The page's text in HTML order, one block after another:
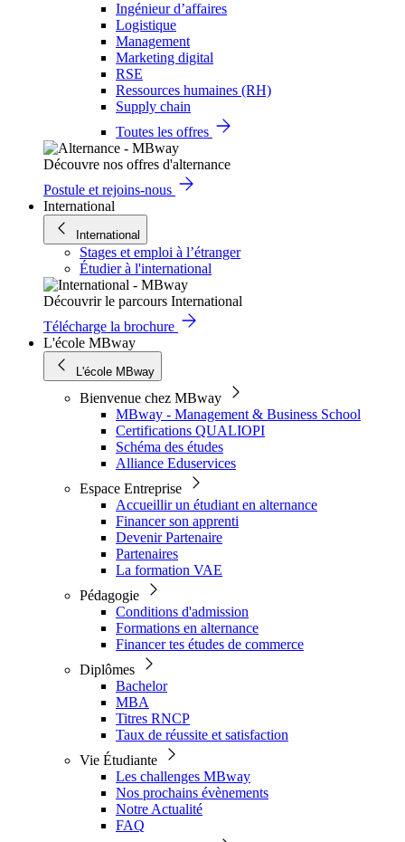
Ingénieur d’affaires
Logistique
Management
Marketing digital
RSE
Ressources humaines (RH)
Supply chain
Toutes les offres
Découvre nos offres d'alternance
Postule et rejoins-nous
International
International
Stages et emploi à l’étranger
Étudier à l'international
Découvrir le parcours International
Télécharge la brochure
L'école MBway
L'école MBway
Bienvenue chez MBway
MBway - Management & Business School
Certifications QUALIOPI
Schéma des études
Alliance Eduservices
Espace Entreprise
Accueillir un étudiant en alternance
Financer son apprenti
Devenir Partenaire
Partenaires
La formation VAE
Pédagogie
Conditions d'admission
Formations en alternance
Financer tes études de commerce
Diplômes
Bachelor
MBA
Titres RNCP
Taux de réussite et satisfaction
Vie Étudiante
Les challenges MBway
Nos prochains évènements
Notre Actualité
FAQ